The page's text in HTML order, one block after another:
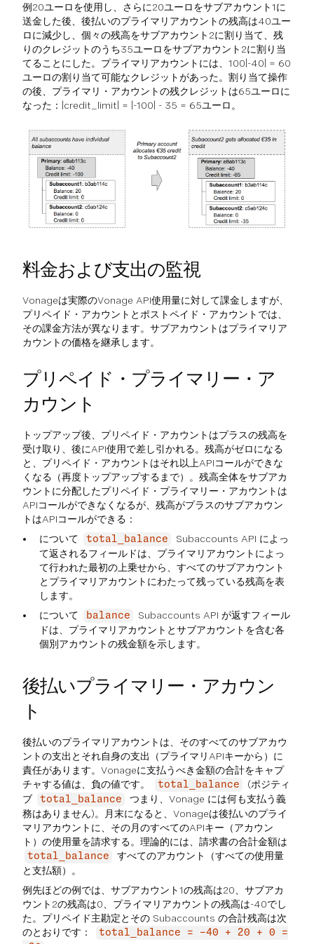
例20ユーロを使用し、さらに20ユーロをサブアカウント1に
送金した後、後払いのプライマリアカウントの残高は40ユー
ロに減少し、個々の残高をサブアカウント2に割り当て、残
りのクレジットのうち35ユーロをサブアカウント2に割り当
てることにした。プライマリアカウントには、100|-40| = 60
ユーロの割り当て可能なクレジットがあった。割り当て操作
の後、プライマリ・アカウントの残クレジットは65ユーロに
なった：|credit_limit| = |-100| - 35 = 65ユーロ。
料金および支出の監視
Vonageは実際のVonage API使用量に対して課金しますが、
プリペイド・アカウントとポストペイド・アカウントでは、
その課金方法が異なります。サブアカウントはプライマリア
カウントの価格を継承します。
プリペイド・プライマリー・ア
カウント
トップアップ後、プリペイド・アカウントはプラスの残高を
受け取り、後にAPI使用で差し引かれる。残高がゼロになる
と、プリペイド・アカウントはそれ以上APIコールができな
くなる（再度トップアップするまで）。残高全体をサブアカ
ウントに分配したプリペイド・プライマリー・アカウントは
APIコールができなくなるが、残高がプラスのサブアカウン
トはAPIコールができる：
について
total_balance
Subaccounts API によっ
て返されるフィールドは、プライマリアカウントによっ
て行われた最初の上乗せから、すべてのサブアカウント
とプライマリアカウントにわたって残っている残高を表
します。
について
balance
Subaccounts API が返すフィール
ドは、プライマリアカウントとサブアカウントを含む各
個別アカウントの残金額を示します。
後払いプライマリー・アカウン
ト
後払いのプライマリアカウントは、そのすべてのサブアカウ
ントの支出とそれ自身の支出（プライマリAPIキーから）に
責任があります。Vonageに支払うべき金額の合計をキャプ
チャする値は、負の値です。
total_balance
(ポジティ
ブ
total_balance
つまり、Vonage には何も支払う義
務はありません)。月末になると、Vonageは後払いのプライ
マリアカウントに、その月のすべてのAPIキー（アカウン
ト）の使用量を請求する。理論的には、請求書の合計金額は
total_balance
すべてのアカウント（すべての使用量
と支払額）。
例先ほどの例では、サブアカウント1の残高は20、サブアカ
ウント2の残高は0、プライマリアカウントの残高は-40でし
た。プリペイド主勘定とその Subaccounts の合計残高は次
のとおりです：
total_balance = -40 + 20 + 0 =